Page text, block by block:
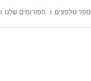
ספר טלפונים הפורומים שלנו